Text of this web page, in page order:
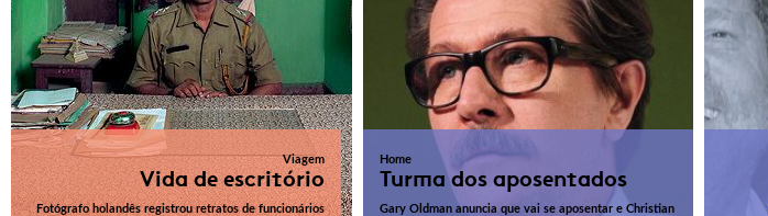
Home
Turma dos aposentados
Gary Oldman anuncia que vai se aposentar e Christian
Viagem
Vida de escritório
Fotógrafo holandês registrou retratos de funcionários